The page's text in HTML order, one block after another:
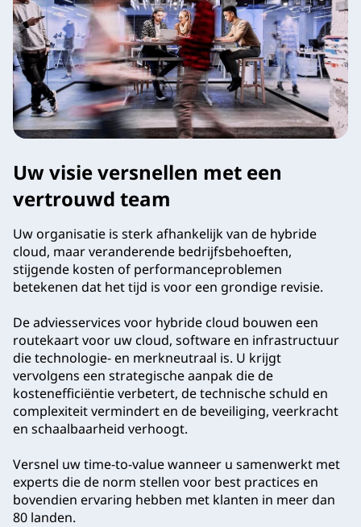
Uw visie versnellen met een
vertrouwd team
Uw organisatie is sterk afhankelijk van de hybride
cloud, maar veranderende bedrijfsbehoeften,
stijgende kosten of performanceproblemen
betekenen dat het tijd is voor een grondige revisie.
De adviesservices voor hybride cloud bouwen een
routekaart voor uw cloud, software en infrastructuur
die technologie- en merkneutraal is. U krijgt
vervolgens een strategische aanpak die de
kostenefficiëntie verbetert, de technische schuld en
complexiteit vermindert en de beveiliging, veerkracht
en schaalbaarheid verhoogt.
Versnel uw time-to-value wanneer u samenwerkt met
experts die de norm stellen voor best practices en
bovendien ervaring hebben met klanten in meer dan
80 landen.